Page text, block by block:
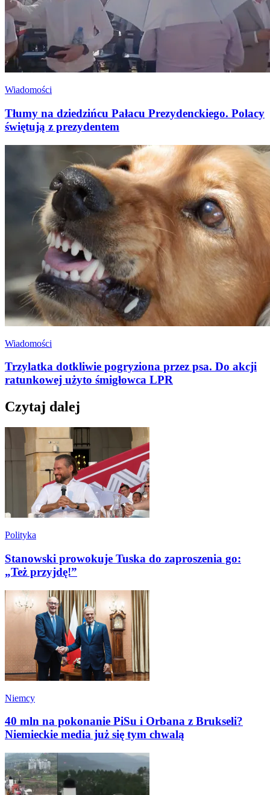
Wiadomości
Tłumy na dziedzińcu Pałacu Prezydenckiego. Polacy
świętują z prezydentem
Wiadomości
Trzylatka dotkliwie pogryziona przez psa. Do akcji
ratunkowej użyto śmigłowca LPR
Czytaj dalej
Polityka
Stanowski prowokuje Tuska do zaproszenia go:
„Też przyjdę!”
Niemcy
40 mln na pokonanie PiSu i Orbana z Brukseli?
Niemieckie media już się tym chwalą